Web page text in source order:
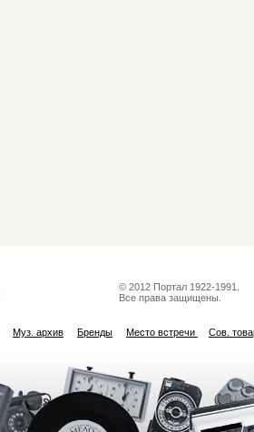
© 2012 Портал 1922-1991.
Все права защищены.
Муз. архив Бренды Место встречи Сов.